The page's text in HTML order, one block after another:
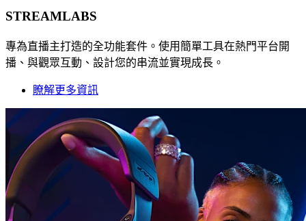
STREAMLABS
專為直播主打造的全功能套件。使用簡單工具在熱門平台開
播、與觀眾互動、設計您的串流並實現成長。
瞭解更多資訊